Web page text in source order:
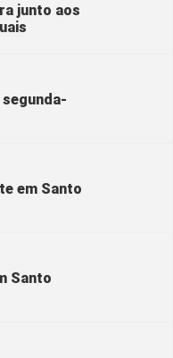
junto aos
em Santo
Santo